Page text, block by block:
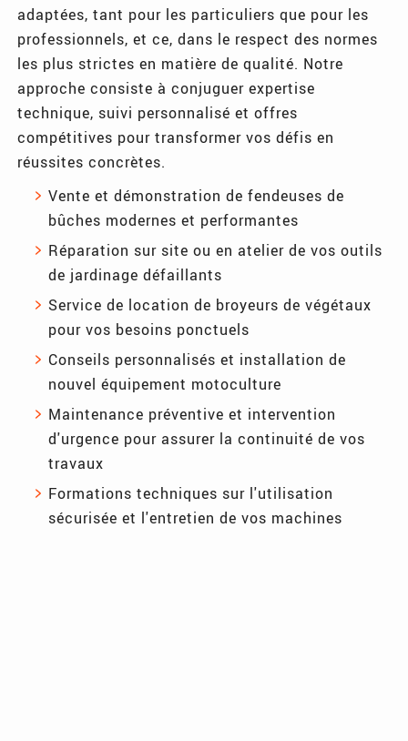
adaptées, tant pour les particuliers que pour les
professionnels, et ce, dans le respect des normes
les plus strictes en matière de qualité. Notre
approche consiste à conjuguer expertise
technique, suivi personnalisé et offres
compétitives pour transformer vos défis en
réussites concrètes.
Vente et démonstration de fendeuses de
bûches modernes et performantes
Réparation sur site ou en atelier de vos outils
de jardinage défaillants
Service de location de broyeurs de végétaux
pour vos besoins ponctuels
Conseils personnalisés et installation de
nouvel équipement motoculture
Maintenance préventive et intervention
d'urgence pour assurer la continuité de vos
travaux
Formations techniques sur l'utilisation
sécurisée et l'entretien de vos machines